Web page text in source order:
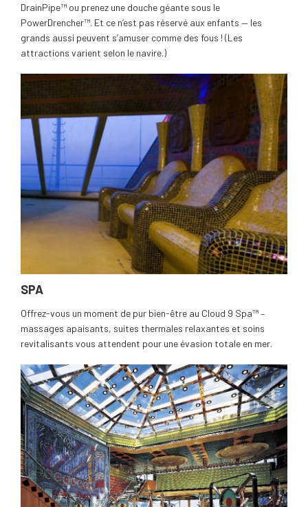
DrainPipe™ ou prenez une douche géante sous le
PowerDrencher™. Et ce n’est pas réservé aux enfants — les
grands aussi peuvent s’amuser comme des fous ! (Les
attractions varient selon le navire.)
SPA
Offrez-vous un moment de pur bien-être au Cloud 9 Spa™ –
massages apaisants, suites thermales relaxantes et soins
revitalisants vous attendent pour une évasion totale en mer.